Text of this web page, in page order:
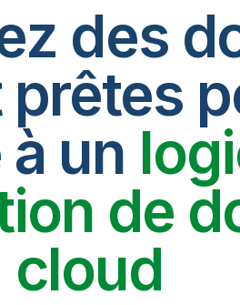
des
un
de
cloud